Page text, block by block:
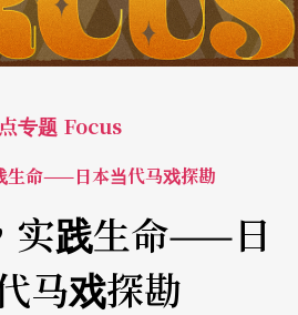
专题 Focus
生命——日本当代马戏探勘
实践生命——日
马戏探勘